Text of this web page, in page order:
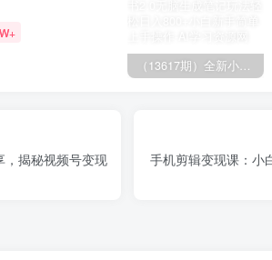
（13617期）全新小红书2.0无脑生成笔记玩法轻松日入800+小白新手简单上手操作
，揭秘视频号变现
手机剪辑变现课：小